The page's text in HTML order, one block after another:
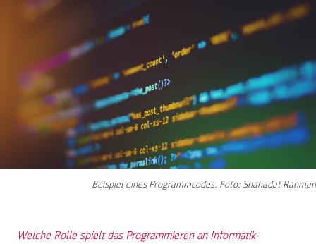
Beispiel eines Programmcodes. Foto: Shahadat Rahman
Welche Rolle spielt das Programmieren an Informatik-